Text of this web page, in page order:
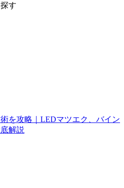
す
を攻略｜LEDマツエク、バイン
解説